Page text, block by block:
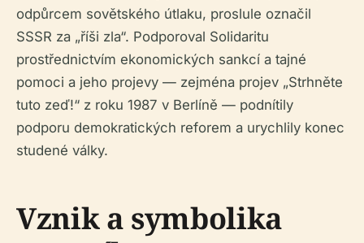
odpůrcem sovětského útlaku, proslule označil
SSSR za „říši zla“. Podporoval Solidaritu
prostřednictvím ekonomických sankcí a tajné
pomoci a jeho projevy — zejména projev „Strhněte
tuto zeď!“ z roku 1987 v Berlíně — podnítily
podporu demokratických reforem a urychlily konec
studené války.
Vznik a symbolika